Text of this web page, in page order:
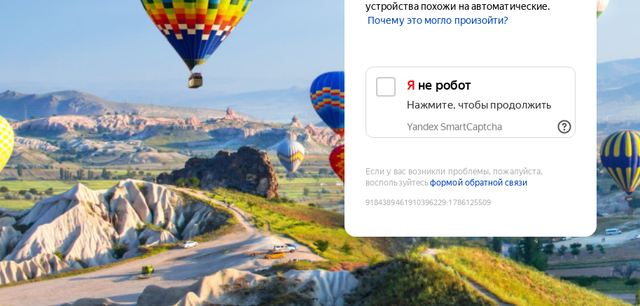
устройства похожи на автоматические.
Почему это могло произойти?
Я не робот
Нажмите, чтобы продолжить
Yandex SmartCaptcha
Если у вас возникли проблемы, пожалуйста,
воспользуйтесьформой обратной связи
9184389461910396229:1786125509